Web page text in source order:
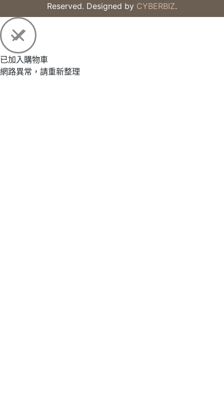
Reserved. Designed by CYBERBIZ.
已加入購物車
網路異常，請重新整理